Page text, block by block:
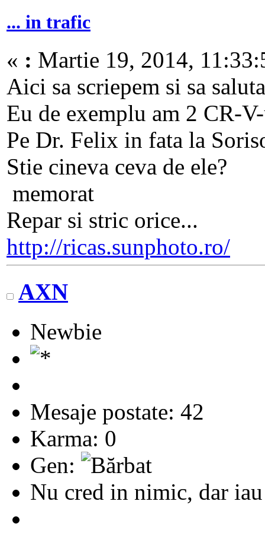
... in trafic
« : Martie 19, 2014,
Aici sa scriepem si sa
Eu de exemplu am 2 CR-
Pe Dr. Felix in fata la
Stie cineva ceva de ele?
memorat
Repar si stric orice...
http://ricas.sunphoto.ro/
AXN
Newbie
Mesaje postate: 42
Karma: 0
Gen:
Nu cred in nimic, dar